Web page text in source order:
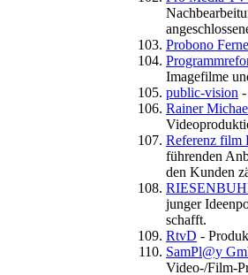
Probono
Imagefilme
public-vision
Rainer
Referenz film
führenden
den Kunden
junger
schafft.
RtvD -
SamPl@y
Video-/Film-